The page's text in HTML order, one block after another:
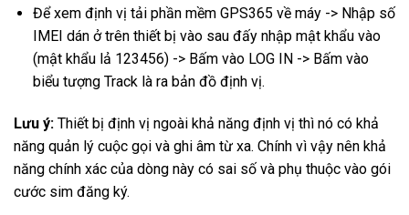
Để xem định vị tải phần mềm GPS365 về máy -> Nhập số
IMEI dán ở trên thiết bị vào sau đấy nhập mật khẩu vào
(mật khẩu lả 123456) -> Bấm vào LOG IN -> Bấm vào
biểu tượng Track là ra bản đồ định vị.
Lưu ý: Thiết bị định vị ngoài khả năng định vị thì nó có khả
năng quản lý cuộc gọi và ghi âm từ xa. Chính vì vậy nên khả
năng chính xác của dòng này có sai số và phụ thuộc vào gói
cước sim đăng ký.